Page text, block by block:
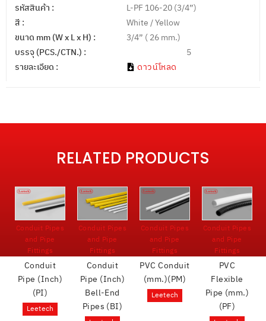
รหัสสินค้า :
L-PF 106-20 (3/4”)
สี :
White / Yellow
ขนาด mm (W x L x H) :
3/4” ( 26 mm.)
บรรจุ (PCS./CTN.) :
5
รายละเอียด :
ดาวน์โหลด
RELATED PRODUCTS
Conduit Pipes
and Pipe
Fittings
Conduit
Pipe (Inch)
(PI)
Leetech
Conduit Pipes
and Pipe
Fittings
Conduit
Pipe (Inch)
Bell-End
Pipes (BI)
Conduit Pipes
and Pipe
Fittings
PVC Conduit
(mm.)(PM)
Leetech
Conduit Pipes
and Pipe
Fittings
PVC
Flexible
Pipe (mm.)
(PF)